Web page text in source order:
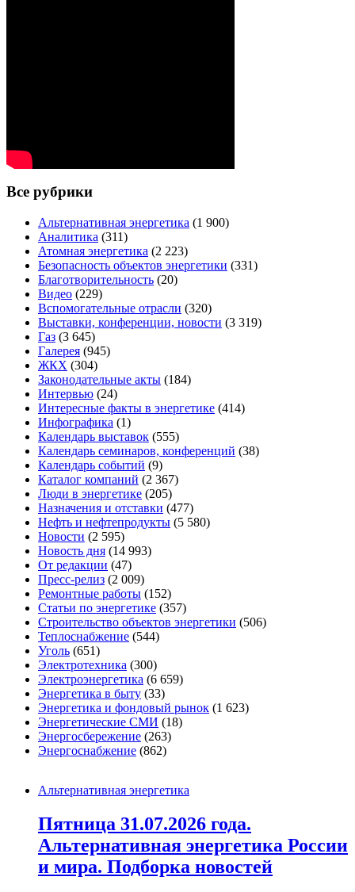
Все рубрики
Альтернативная энергетика (1 900)
Аналитика (311)
Атомная энергетика (2 223)
Безопасность объектов энергетики (331)
Благотворительность (20)
Видео (229)
Вспомогательные отрасли (320)
Выставки, конференции, новости (3 319)
Газ (3 645)
Галерея (945)
ЖКХ (304)
Законодательные акты (184)
Интервью (24)
Интересные факты в энергетике (414)
Инфографика (1)
Календарь выставок (555)
Календарь семинаров, конференций (38)
Календарь событий (9)
Каталог компаний (2 367)
Люди в энергетике (205)
Назначения и отставки (477)
Нефть и нефтепродукты (5 580)
Новости (2 595)
Новость дня (14 993)
От редакции (47)
Пресс-релиз (2 009)
Ремонтные работы (152)
Статьи по энергетике (357)
Строительство объектов энергетики (506)
Теплоснабжение (544)
Уголь (651)
Электротехника (300)
Электроэнергетика (6 659)
Энергетика в быту (33)
Энергетика и фондовый рынок (1 623)
Энергетические СМИ (18)
Энергосбережение (263)
Энергоснабжение (862)
Альтернативная энергетика
Пятница 31.07.2026 года.
Альтернативная энергетика России
и мира. Подборка новостей